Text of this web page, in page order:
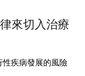
來切入治療
性疾病發展的風險